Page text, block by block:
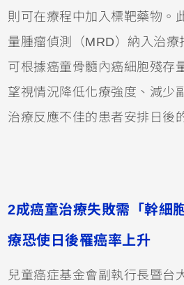
則可在療程中加入標靶藥物。
量腫瘤偵測（MRD）納入治療
可根據癌童骨髓內癌細胞殘存
望視情況降低化療強度、減少
治療反應不佳的患者安排日後
2成癌童治療失敗需「幹
療恐使日後罹癌率上升
兒童癌症基金會副執行長暨台